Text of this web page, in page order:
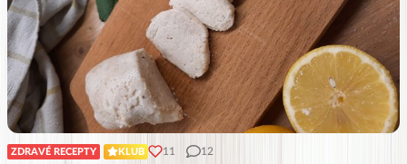
ZDRAVÉ RECEPTY KLUB 11 12